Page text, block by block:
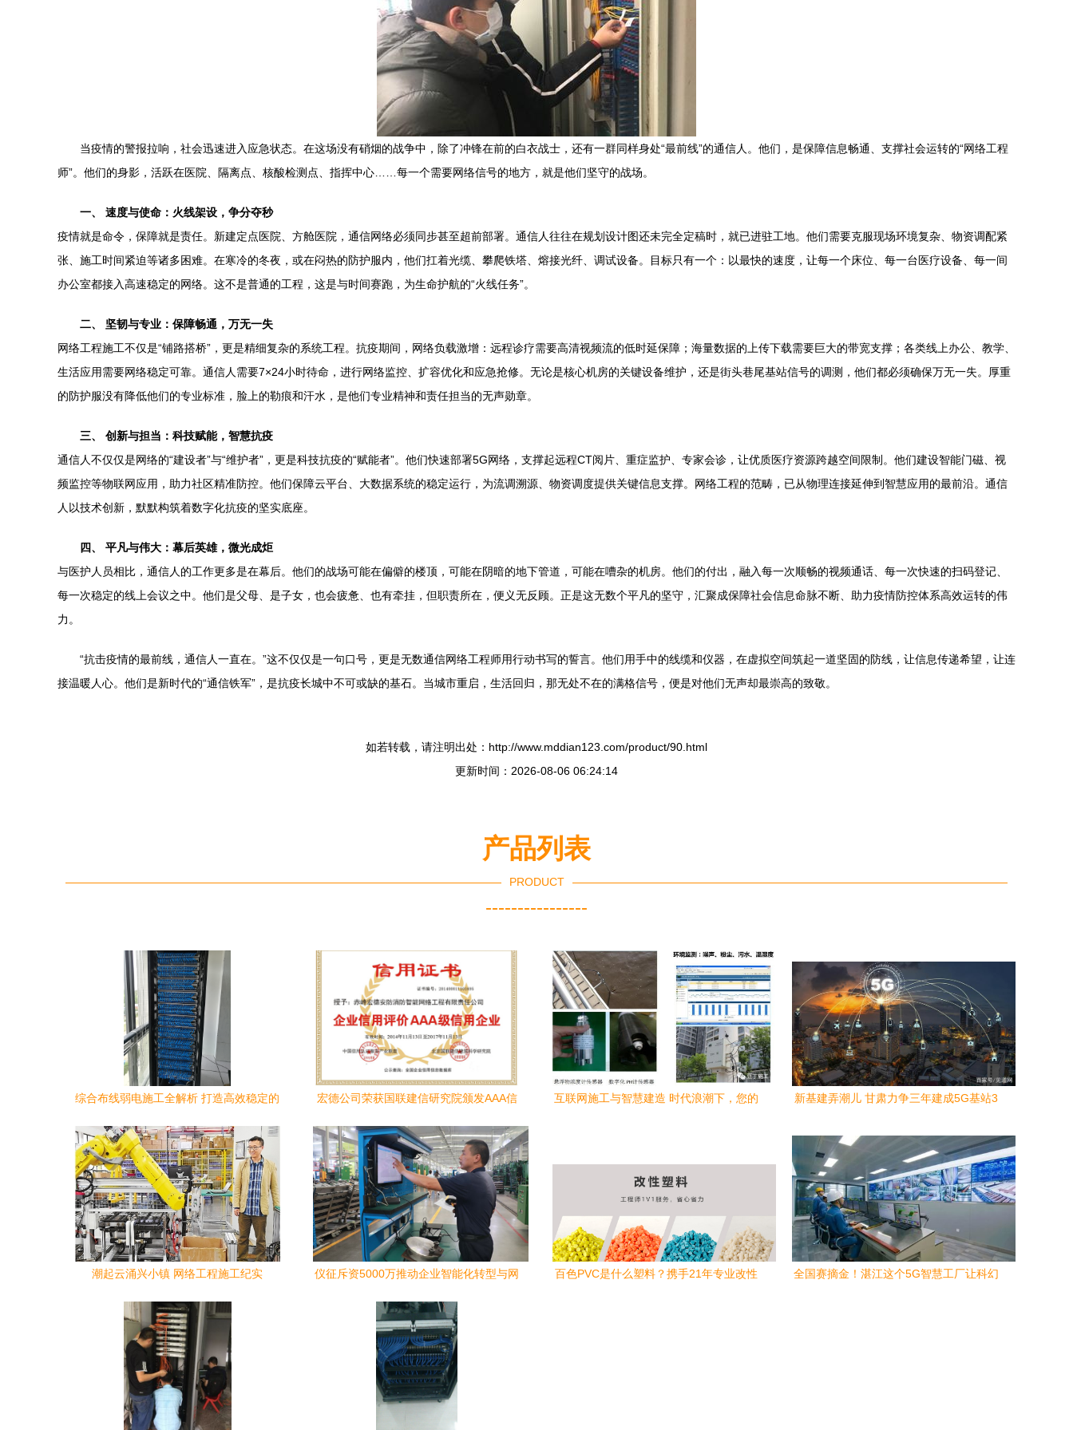
当疫情的警报拉响，社会迅速进入应急状态。在这场没有硝烟的战争中，除了冲锋在前的白衣战士，还有一群同样身处“最前线”的通信人。他们，是保障信息畅通、支撑社会运转的“网络工程
师”。他们的身影，活跃在医院、隔离点、核酸检测点、指挥中心……每一个需要网络信号的地方，就是他们坚守的战场。
一、 速度与使命：火线架设，争分夺秒
疫情就是命令，保障就是责任。新建定点医院、方舱医院，通信网络必须同步甚至超前部署。通信人往往在规划设计图还未完全定稿时，就已进驻工地。他们需要克服现场环境复杂、物资调配紧
张、施工时间紧迫等诸多困难。在寒冷的冬夜，或在闷热的防护服内，他们扛着光缆、攀爬铁塔、熔接光纤、调试设备。目标只有一个：以最快的速度，让每一个床位、每一台医疗设备、每一间
办公室都接入高速稳定的网络。这不是普通的工程，这是与时间赛跑，为生命护航的“火线任务”。
二、 坚韧与专业：保障畅通，万无一失
网络工程施工不仅是“铺路搭桥”，更是精细复杂的系统工程。抗疫期间，网络负载激增：远程诊疗需要高清视频流的低时延保障；海量数据的上传下载需要巨大的带宽支撑；各类线上办公、教学、
生活应用需要网络稳定可靠。通信人需要7×24小时待命，进行网络监控、扩容优化和应急抢修。无论是核心机房的关键设备维护，还是街头巷尾基站信号的调测，他们都必须确保万无一失。厚重
的防护服没有降低他们的专业标准，脸上的勒痕和汗水，是他们专业精神和责任担当的无声勋章。
三、 创新与担当：科技赋能，智慧抗疫
通信人不仅仅是网络的“建设者”与“维护者”，更是科技抗疫的“赋能者”。他们快速部署5G网络，支撑起远程CT阅片、重症监护、专家会诊，让优质医疗资源跨越空间限制。他们建设智能门磁、视
频监控等物联网应用，助力社区精准防控。他们保障云平台、大数据系统的稳定运行，为流调溯源、物资调度提供关键信息支撑。网络工程的范畴，已从物理连接延伸到智慧应用的最前沿。通信
人以技术创新，默默构筑着数字化抗疫的坚实底座。
四、 平凡与伟大：幕后英雄，微光成炬
与医护人员相比，通信人的工作更多是在幕后。他们的战场可能在偏僻的楼顶，可能在阴暗的地下管道，可能在嘈杂的机房。他们的付出，融入每一次顺畅的视频通话、每一次快速的扫码登记、
每一次稳定的线上会议之中。他们是父母、是子女，也会疲惫、也有牵挂，但职责所在，便义无反顾。正是这无数个平凡的坚守，汇聚成保障社会信息命脉不断、助力疫情防控体系高效运转的伟
力。
“抗击疫情的最前线，通信人一直在。”这不仅仅是一句口号，更是无数通信网络工程师用行动书写的誓言。他们用手中的线缆和仪器，在虚拟空间筑起一道坚固的防线，让信息传递希望，让连
接温暖人心。他们是新时代的“通信铁军”，是抗疫长城中不可或缺的基石。当城市重启，生活回归，那无处不在的满格信号，便是对他们无声却最崇高的致敬。
如若转载，请注明出处：http://www.mddian123.com/product/90.html
更新时间：2026-08-06 06:24:14
产品列表
PRODUCT
----------------
综合布线弱电施工全解析 打造高效稳定的
宏德公司荣获国联建信研究院颁发AAA信
互联网施工与智慧建造 时代浪潮下，您的
新基建弄潮儿 甘肃力争三年建成5G基站3
潮起云涌兴小镇 网络工程施工纪实
仪征斥资5000万推动企业智能化转型与网
百色PVC是什么塑料？携手21年专业改性
全国赛摘金！湛江这个5G智慧工厂让科幻